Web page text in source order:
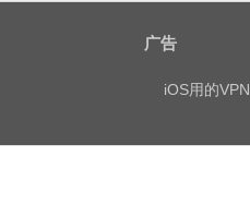
广告
iOS用的VPN